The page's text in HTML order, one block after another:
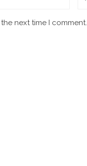
next time I comment.